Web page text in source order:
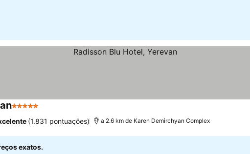
5 Estrelas
(1.831 pontuações) a 2.6 km de Karen Demirchyan Complex
exatos.